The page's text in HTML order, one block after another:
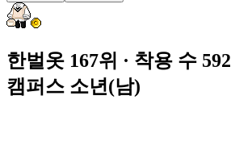
한벌옷 167위 · 착용 수 592
캠퍼스 소년(남)